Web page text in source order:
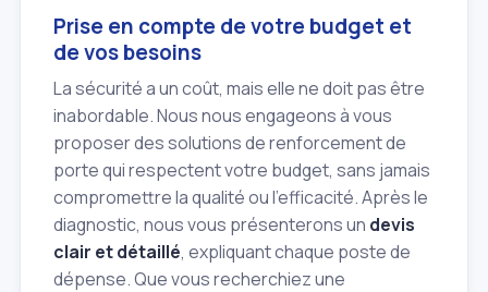
Prise en compte de votre budget et
de vos besoins
La sécurité a un coût, mais elle ne doit pas être
inabordable. Nous nous engageons à vous
proposer des solutions de renforcement de
porte qui respectent votre budget, sans jamais
compromettre la qualité ou l'efficacité. Après le
diagnostic, nous vous présenterons un devis
clair et détaillé, expliquant chaque poste de
dépense. Que vous recherchiez une